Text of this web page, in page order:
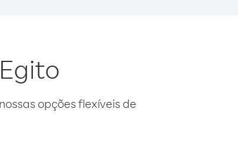
opções flexíveis de